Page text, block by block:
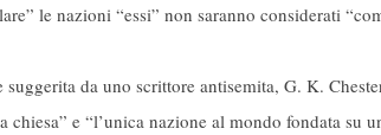
le nazioni “essi” non saranno considerati
suggerita da uno scrittore antisemita, G. K.
chiesa” e “l’unica nazione al mondo fondata su